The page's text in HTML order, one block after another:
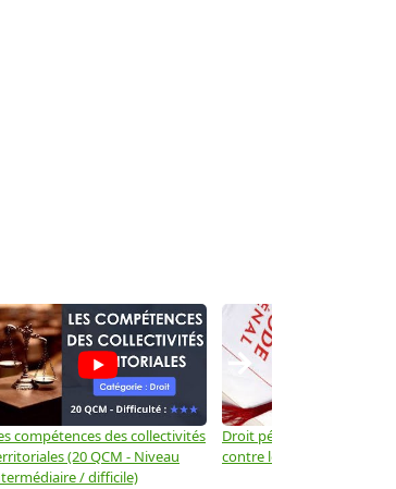
compétences des collectivités
(20 QCM - Niveau
/ difficile)
Droit pénal: Les crimes et
contre les biens
→